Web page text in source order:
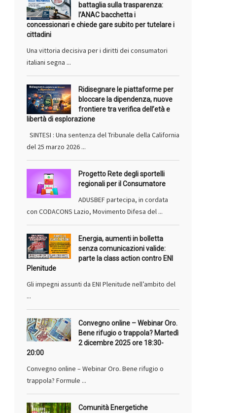
battaglia sulla trasparenza:
l’ANAC bacchetta i
concessionari e chiede gare subito per tutelare i
cittadini
Una vittoria decisiva per i diritti dei consumatori
italiani segna ...
Ridisegnare le piattaforme per
bloccare la dipendenza, nuove
frontiere tra verifica dell’età e
libertà di esplorazione
SINTESI : Una sentenza del Tribunale della California
del 25 marzo 2026 ...
Progetto Rete degli sportelli
regionali per il Consumatore
ADUSBEF partecipa, in cordata
con CODACONS Lazio, Movimento Difesa del ...
Energia, aumenti in bolletta
senza comunicazioni valide:
parte la class action contro ENI
Plenitude
Gli impegni assunti da ENI Plenitude nell’ambito del
...
Convegno online – Webinar Oro.
Bene rifugio o trappola? Martedì
2 dicembre 2025 ore 18:30-
20:00
Convegno online – Webinar Oro. Bene rifugio o
trappola? Formule ...
Comunità Energetiche